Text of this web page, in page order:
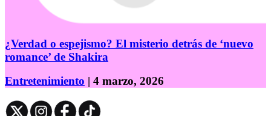
¿Verdad o espejismo? El misterio detrás de ‘nuevo
romance’ de Shakira
Entretenimiento | 4 marzo, 2026